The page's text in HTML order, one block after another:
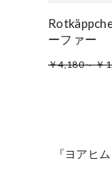
ーファー
￥4,180～ ￥
『ヨアヒ